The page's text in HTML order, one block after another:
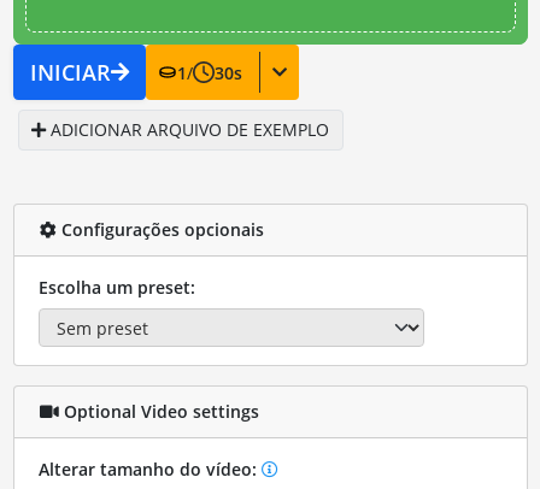
INICIAR 1/ 30s
ADICIONAR ARQUIVO DE EXEMPLO
Configurações opcionais
Escolha um preset:
Optional Video settings
Alterar tamanho do vídeo: